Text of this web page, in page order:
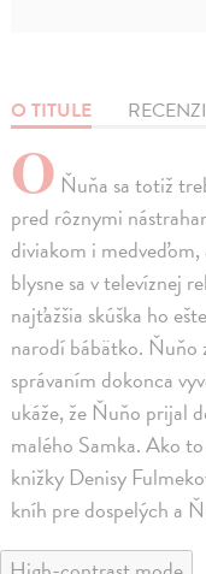
O TITULE
O Ňuňa sa totiž
pred rôznymi
diviakom i
blysne sa v televíznej
najťažšia skúška ho
narodí bábätko. Ňuňo
správaním dokonca
ukáže, že Ňuňo prijal
malého Samka. Ako
knižky Denisy
kníh pre dospelých a